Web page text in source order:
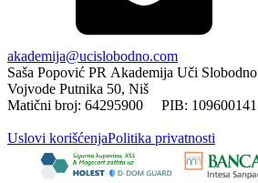
akademija@ucislobodno.com
Saša Popović PR Akademija Uči Slobodno
Vojvode Putnika 50, Niš
Matični broj: 64295900 PIB: 109600141
Uslovi korišćenjaPolitika privatnosti